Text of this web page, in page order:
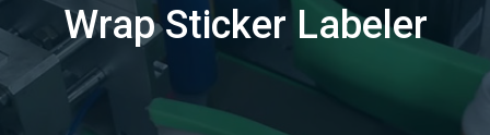
Wrap Sticker Labeler